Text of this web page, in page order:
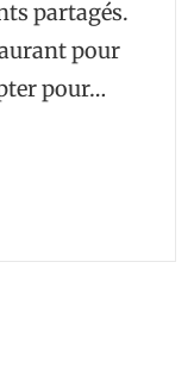
partagés.
pour
pour…